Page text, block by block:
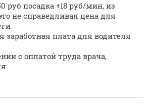
руб посадка +18 руб/мин, из
не справедливая цена для
заработная плата для водителя
с оплатой труда врача,